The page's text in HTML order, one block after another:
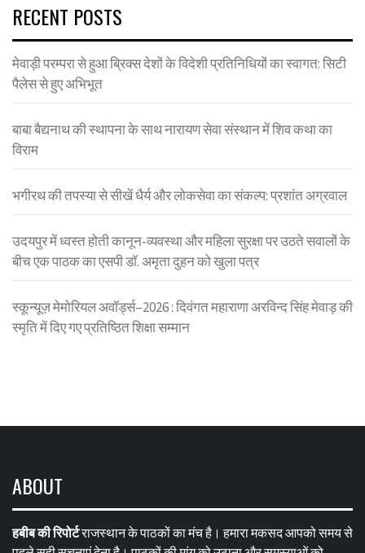
RECENT POSTS
मेवाड़ी परम्परा से हुआ ब्रिक्स देशों के विदेशी प्रतिनिधियों का स्वागत: सिटी
पैलेस से हुए अभिभूत
बाबा बैद्यनाथ की स्थापना के साथ नारायण सेवा संस्थान में शिव कथा का
विराम
भगीरथ की तपस्या से सीखें धैर्य और लोकसेवा का संकल्प: प्रशांत अग्रवाल
उदयपुर में ध्वस्त होती कानून-व्यवस्था और महिला सुरक्षा पर उठते सवालों के
बीच एक पाठक का एसपी डॉ. अमृता दुहन को खुला पत्र
स्कून्यूज़ मेमोरियल अवॉर्ड्स–2026 : दिवंगत महाराणा अरविन्द सिंह मेवाड़ की
स्मृति में दिए गए प्रतिष्ठित शिक्षा सम्मान
ABOUT
हबीब की रिपोर्टराजस्थान के पाठकों का मंच है। हमारा मकसद आपको समय से